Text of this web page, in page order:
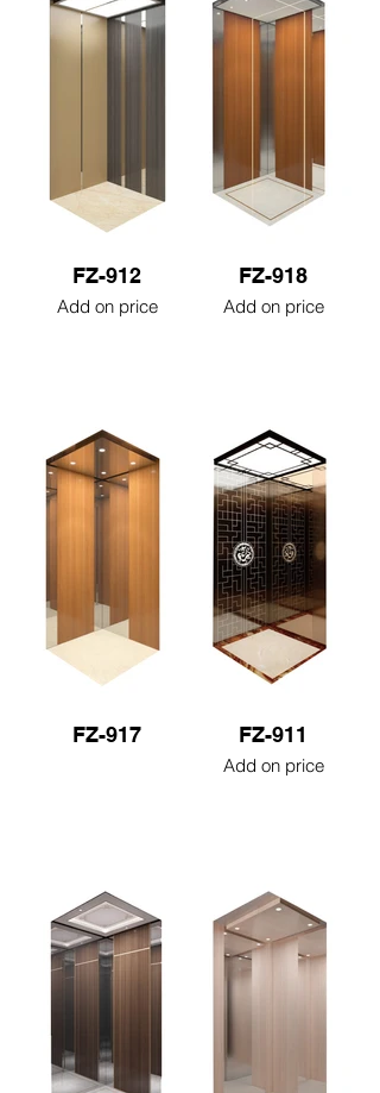
FZ-912
Add on price
FZ-918
Add on price
FZ-917 FZ-911
Add on price